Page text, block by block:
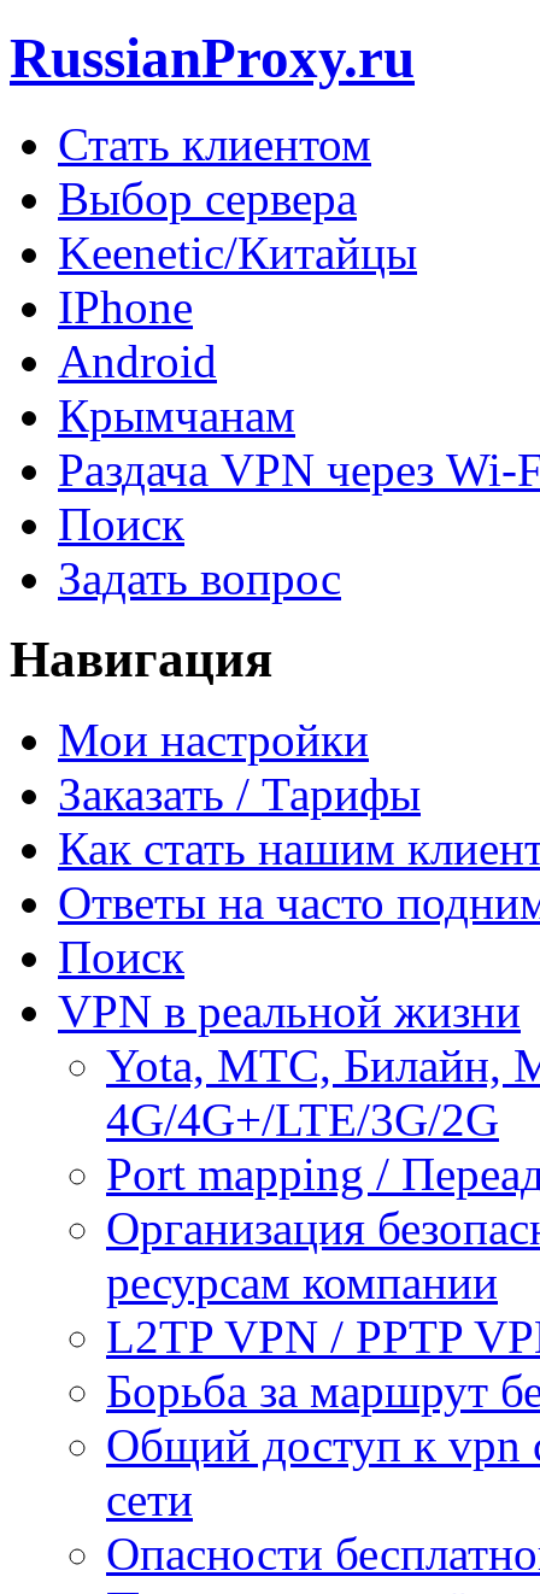
RussianProxy.ru
Стать клиентом
Выбор сервера
Keenetic/Китайцы
IPhone
Android
Крымчанам
Раздача VPN через Wi-
Поиск
Задать вопрос
Навигация
Мои настройки
Заказать / Тарифы
Как стать нашим
Ответы на часто
Поиск
VPN в реальной жизни
Yota, МТС, Билайн,
4G/4G+/LTE/3G/2G
Port mapping /
Организация
ресурсам компании
L2TP VPN / PPTP
Борьба за маршрут
Общий доступ к vpn
сети
Опасности